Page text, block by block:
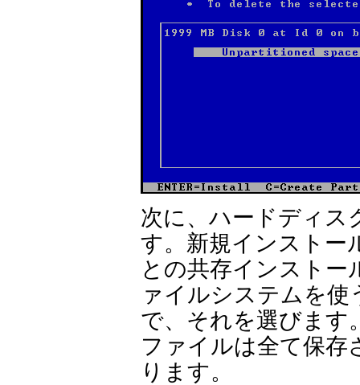
次に、ハードディス
す。新規インストー
との共存インスト
ァイルシステムを
で、それを選びます
ファイルは全て保存
ります。